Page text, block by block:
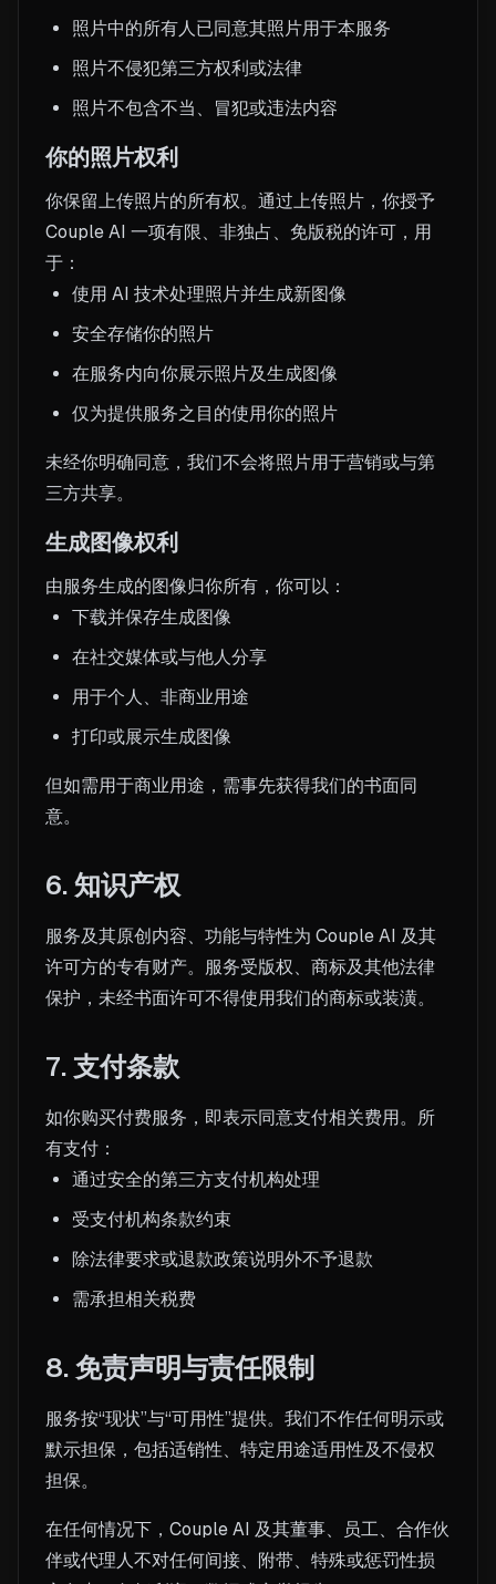
照片中的所有人已同意其照片用于本服务
照片不侵犯第三方权利或法律
照片不包含不当、冒犯或违法内容
你的照片权利
你保留上传照片的所有权。通过上传照片，你授予
Couple AI 一项有限、非独占、免版税的许可，用
于：
使用 AI 技术处理照片并生成新图像
安全存储你的照片
在服务内向你展示照片及生成图像
仅为提供服务之目的使用你的照片
未经你明确同意，我们不会将照片用于营销或与第
三方共享。
生成图像权利
由服务生成的图像归你所有，你可以：
下载并保存生成图像
在社交媒体或与他人分享
用于个人、非商业用途
打印或展示生成图像
但如需用于商业用途，需事先获得我们的书面同
意。
6. 知识产权
服务及其原创内容、功能与特性为 Couple AI 及其
许可方的专有财产。服务受版权、商标及其他法律
保护，未经书面许可不得使用我们的商标或装潢。
7. 支付条款
如你购买付费服务，即表示同意支付相关费用。所
有支付：
通过安全的第三方支付机构处理
受支付机构条款约束
除法律要求或退款政策说明外不予退款
需承担相关税费
8. 免责声明与责任限制
服务按“现状”与“可用性”提供。我们不作任何明示或
默示担保，包括适销性、特定用途适用性及不侵权
担保。
在任何情况下，Couple AI 及其董事、员工、合作伙
伴或代理人不对任何间接、附带、特殊或惩罚性损